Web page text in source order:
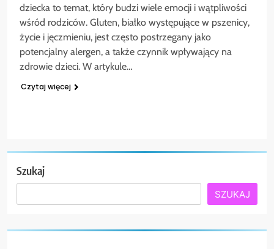
dziecka to temat, który budzi wiele emocji i wątpliwości
wśród rodziców. Gluten, białko występujące w pszenicy,
życie i jęczmieniu, jest często postrzegany jako
potencjalny alergen, a także czynnik wpływający na
zdrowie dzieci. W artykule…
Czytaj więcej
Szukaj
SZUKAJ